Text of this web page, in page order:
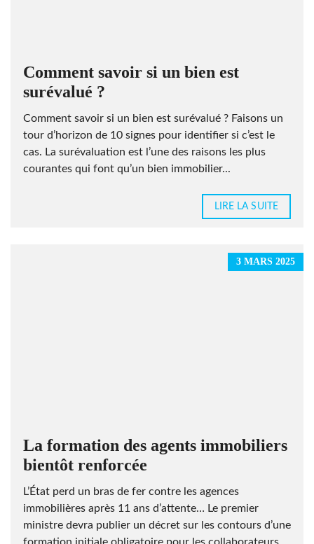
Comment savoir si un bien est
surévalué ?
Comment savoir si un bien est surévalué ? Faisons un
tour d’horizon de 10 signes pour identifier si c’est le
cas. La surévaluation est l’une des raisons les plus
courantes qui font qu’un bien immobilier...
LIRE LA SUITE
3 MARS 2025
La formation des agents immobiliers
bientôt renforcée
L’État perd un bras de fer contre les agences
immobilières après 11 ans d’attente… Le premier
ministre devra publier un décret sur les contours d’une